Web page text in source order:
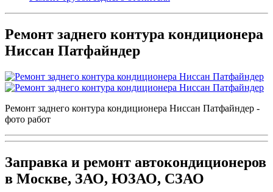
Ремонт заднего контура кондиционера
Ниссан Патфайндер
Ремонт заднего контура кондиционера Ниссан Патфайндер -
фото работ
Заправка и ремонт автокондиционеров
в Москве, ЗАО, ЮЗАО, СЗАО